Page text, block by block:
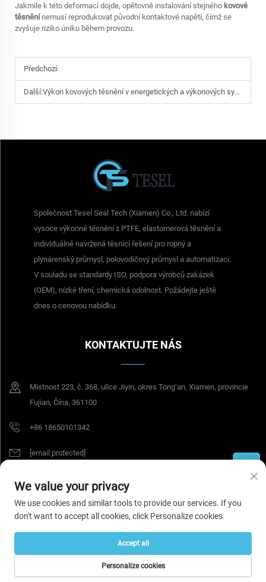
Jakmile k této deformaci dojde, opětovné instalování stejného kovové
těsnění nemusí reprodukovat původní kontaktové napětí, čímž se
zvyšuje riziko úniku během provozu.
Předchozí:
Další:Výkon kovových těsnění v energetických a výkonových systémech za vysokých teplot
Společnost Tesel Seal Tech (Xiamen) Co., Ltd. nabízí
vysoce výkonné těsnění z PTFE, elastomerová těsnění a
individuálně navržená těsnicí řešení pro ropný a
plynárenský průmysl, polovodičový průmysl a automatizaci.
V souladu se standardy ISO, podpora výrobců zakázek
(OEM), nízké tření, chemická odolnost. Požádejte ještě
dnes o cenovou nabídku.
KONTAKTUJTE NÁS
Místnost 223, č. 368, ulice Jiyin, okres Tong’an, Xiamen, provincie
Fujian, Čína, 361100
+86 18650101342
[email protected]
Všechna práva vyhrazena © 2026 Tesel Seal Tech (Xiamen) Co., Ltd.
ochrany soukromí
DOMOVSKÁ
We value your privacy
We use cookies and similar tools to provide our services. If you
don't want to accept all cookies, click Personalize cookies.
Personalize cookies
Accept all